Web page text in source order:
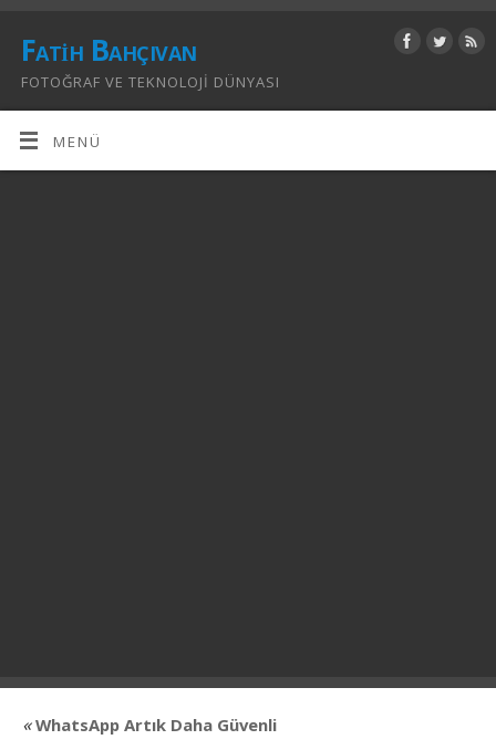
Fatih Bahçıvan
FOTOĞRAF VE TEKNOLOJI DÜNYASI
MENÜ
«WhatsApp Artık Daha Güvenli